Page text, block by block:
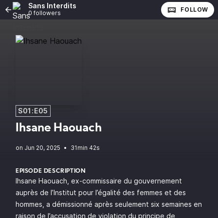
Sans Interdits
0 followers FOLLOW
S01:E05
Ihsane Haouach
• 31min 42s
EPISODE DESCRIPTION
Ihsane Haouach, ex-commissaire du gouvernement
auprès de l’Institut pour l’égalité des femmes et des
hommes, a démissionné après seulement six semaines en
raison de l’accusation de violation du principe de